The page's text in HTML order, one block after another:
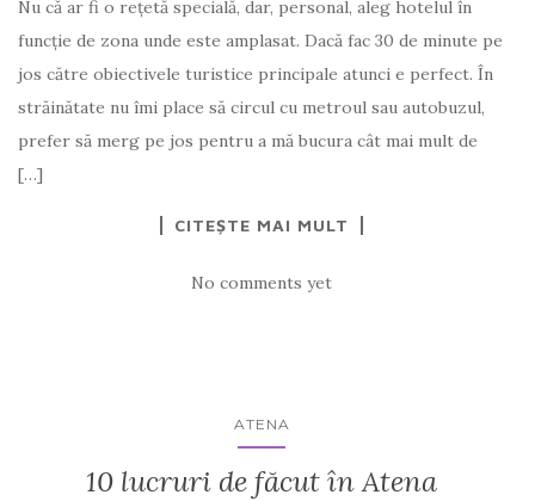
Nu că ar fi o rețetă specială, dar, personal, aleg hotelul în
funcție de zona unde este amplasat. Dacă fac 30 de minute pe
jos către obiectivele turistice principale atunci e perfect. În
străinătate nu îmi place să circul cu metroul sau autobuzul,
prefer să merg pe jos pentru a mă bucura cât mai mult de
[…]
CITEȘTE MAI MULT
No comments yet
ATENA
10 lucruri de făcut în Atena